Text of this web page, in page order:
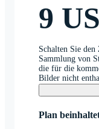
9
Schalten Sie den
Sammlung von
die für die
Bilder nicht
Plan